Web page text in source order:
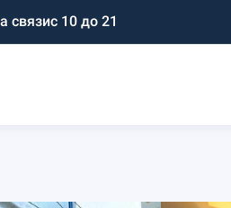
связис 10 до 21